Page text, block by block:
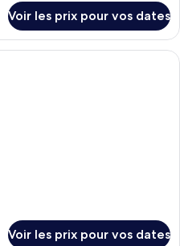
Voir les prix pour vos dates
Une chambre d’hôtel avec deux lits,
Voir les prix pour vos dates